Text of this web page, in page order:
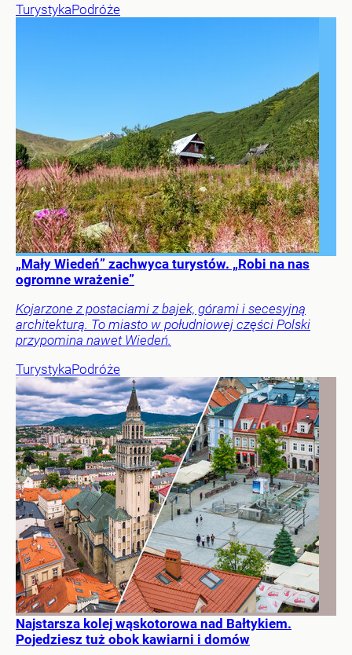
TurystykaPodróże
„Mały Wiedeń” zachwyca turystów. „Robi na nas
ogromne wrażenie”
Kojarzone z postaciami z bajek, górami i secesyjną
architekturą. To miasto w południowej części Polski
przypomina nawet Wiedeń.
TurystykaPodróże
Najstarsza kolej wąskotorowa nad Bałtykiem.
Pojedziesz tuż obok kawiarni i domów